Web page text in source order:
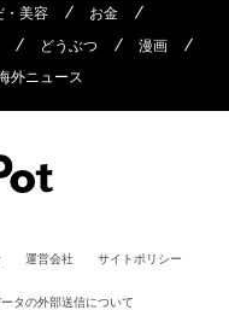
・美容
お金
どうぶつ
漫画
外ニュース
運営会社 サイトポリシー
タの外部送信について